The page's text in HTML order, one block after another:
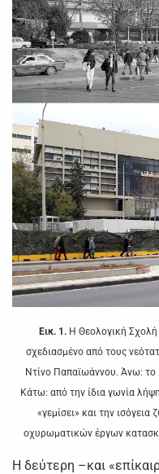
Εικ. 1.Η Θεολογική Σχολή
σχεδιασμένο από τους
Ντίνο Παπαϊωάννου. Άνω:
Κάτω: από την ίδια γωνία
«γεμίσει» και την ισόγεια
οχυρωματικών έργων
Η δεύτερη –και